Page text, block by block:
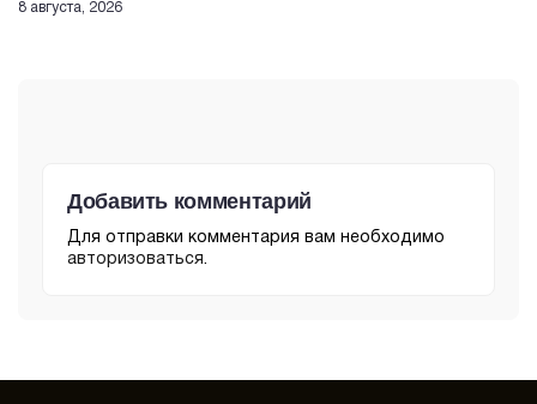
8 августа, 2026
Добавить комментарий
Для отправки комментария вам необходимо
авторизоваться.